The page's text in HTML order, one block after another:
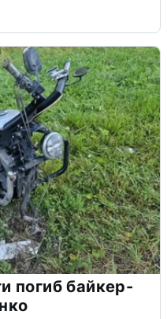
погиб байкер-